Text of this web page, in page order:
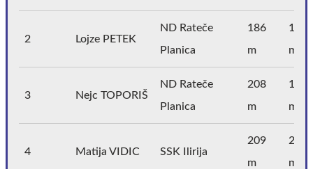
2 Lojze PETEK
ND Rateče
Planica
186
m
136
m
3 Nejc TOPORIŠ
ND Rateče
Planica
208
m
199
m
4 Matija VIDIC SSK Ilirija
209
m
226
m